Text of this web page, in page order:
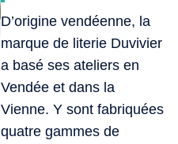
D’origine vendéenne, la
marque de literie Duvivier
a basé ses ateliers en
Vendée et dans la
Vienne. Y sont fabriquées
quatre gammes de